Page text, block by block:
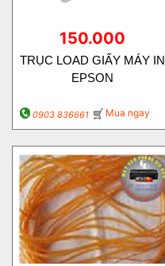
150.000
TRỤC LOAD GIẤY MÁY IN
EPSON
0903 836661 Mua ngay